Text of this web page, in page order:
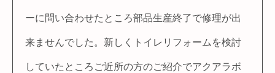
ーに問い合わせたところ部品生産終了で修理が出
来ませんでした。新しくトイレリフォームを検討
していたところご近所の方のご紹介でアクアラボ